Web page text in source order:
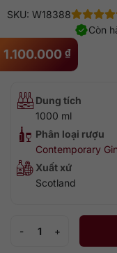
1.100.000 ₫
SKU: W18388
Còn
Dung tích
1000 ml
Phân loại rượu
Contemporary Gin
Xuất xứ
Scotland